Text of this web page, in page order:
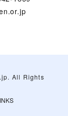
All Rights